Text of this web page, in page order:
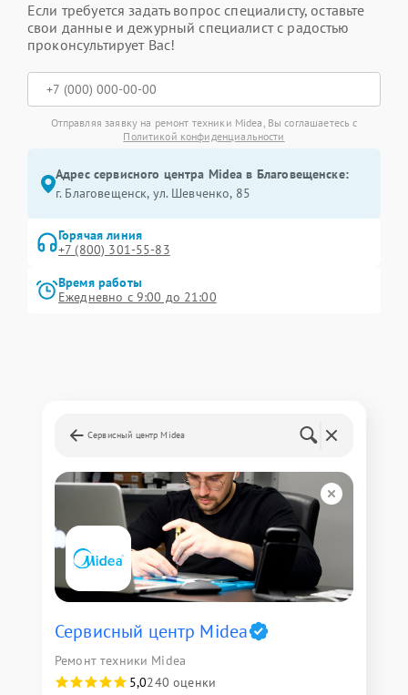
Если требуется задать вопрос специалисту, оставьте
свои данные и дежурный специалист с радостью
проконсультирует Вас!
Отправляя заявку на ремонт техники Midea, Вы соглашаетесь с
Политикой конфиденциальности
Адрес сервисного центра Midea в Благовещенске:
г. Благовещенск, ул. Шевченко, 85
Горячая линия
+7 (800) 301-55-83
Время работы
Ежедневно с 9:00 до 21:00
Сервисный центр Midea
Сервисный центр Midea
Ремонт техники Midea
5,0240 оценки